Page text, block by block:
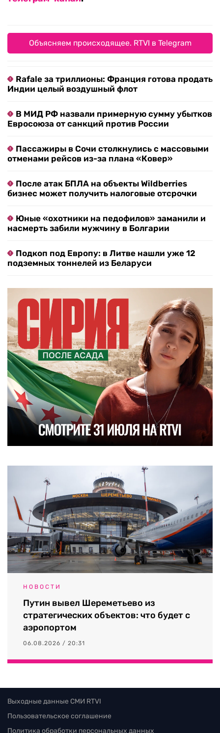
Объясняем происходящее. RTVI в Telegram
Rafale за триллионы: Франция готова продать
Индии целый воздушный флот
В МИД РФ назвали примерную сумму убытков
Евросоюза от санкций против России
Пассажиры в Сочи столкнулись с массовыми
отменами рейсов из-за плана «Ковер»
После атак БПЛА на объекты Wildberries
бизнес может получить налоговые отсрочки
Юные «охотники на педофилов» заманили и
насмерть забили мужчину в Болгарии
Подкоп под Европу: в Литве нашли уже 12
подземных тоннелей из Беларуси
НОВОСТИ
Путин вывел Шереметьево из
стратегических объектов: что будет с
аэропортом
06.08.2026 / 20:31
Выходные данные СМИ RTVI
Пользовательское соглашение
Политика обработки персональных данных